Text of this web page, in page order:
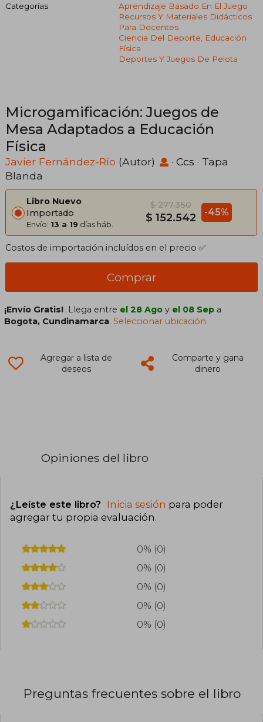
Categorías
Aprendizaje Basado En El Juego
Recursos Y Materiales Didácticos
Para Docentes
Ciencia Del Deporte, Educación
Física
Deportes Y Juegos De Pelota
Microgamificación: Juegos de
Mesa Adaptados a Educación
Física
Javier Fernández-Río (Autor) · Ccs · Tapa
Blanda
Libro Nuevo
Importado
Envío: 13 a 19 días háb.
$ 277.350
$ 152.542 -45%
Costos de importación incluídos en el precio ✅
Comprar
¡Envío Gratis! Llega entre el 28 Ago y el 08 Sep a
Bogota, Cundinamarca.Seleccionar ubicación
Agregar a lista de
deseos
Comparte y gana
dinero
Opiniones del libro
¿Leíste este libro? Inicia sesión para poder
agregar tu propia evaluación.
0% (0)
0% (0)
0% (0)
0% (0)
0% (0)
Preguntas frecuentes sobre el libro